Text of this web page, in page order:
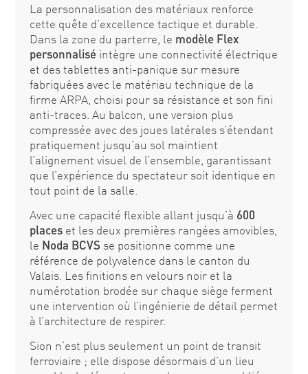
La personnalisation des matériaux renforce
cette quête d’excellence tactique et durable.
Dans la zone du parterre, le modèle Flex
personnaliséintègre une connectivité électrique
et des tablettes anti-panique sur mesure
fabriquées avec le matériau technique de la
firme ARPA, choisi pour sa résistance et son fini
anti-traces. Au balcon, une version plus
compressée avec des joues latérales s’étendant
pratiquement jusqu’au sol maintient
l’alignement visuel de l’ensemble, garantissant
que l’expérience du spectateur soit identique en
tout point de la salle.
Avec une capacité flexible allant jusqu’à 600
placeset les deux premières rangées amovibles,
le Noda BCVS se positionne comme une
référence de polyvalence dans le canton du
Valais. Les finitions en velours noir et la
numérotation brodée sur chaque siège ferment
une intervention où l’ingénierie de détail permet
à l’architecture de respirer.
Sion n’est plus seulement un point de transit
ferroviaire ; elle dispose désormais d’un lieu